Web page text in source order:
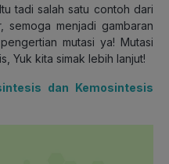
tadi salah satu contoh dari
semoga menjadi gambaran
mutasi ya! Mutasi
Yuk kita simak lebih lanjut!
dan Kemosintesis